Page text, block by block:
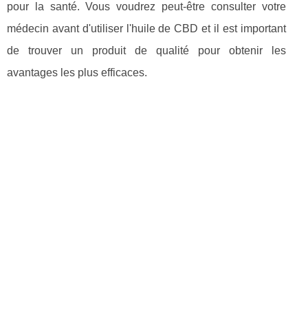
pour la santé. Vous voudrez peut-être consulter votre
médecin avant d'utiliser l'huile de CBD et il est important
de trouver un produit de qualité pour obtenir les
avantages les plus efficaces.